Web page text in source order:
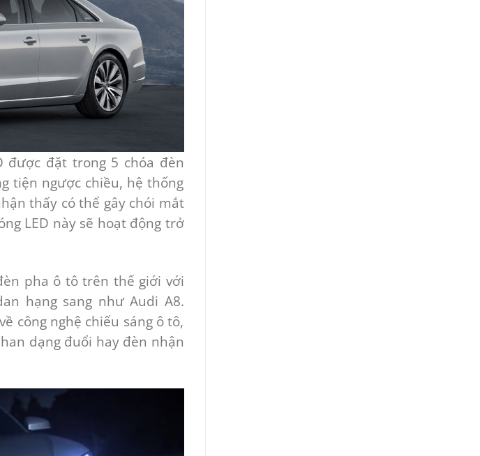
được đặt trong 5 chóa đèn
tiện ngược chiều, hệ thống
thấy có thể gây chói mắt
LED này sẽ hoạt động trở
pha ô tô trên thế giới với
hạng sang như Audi A8.
công nghệ chiếu sáng ô tô,
dạng đuổi hay đèn nhận